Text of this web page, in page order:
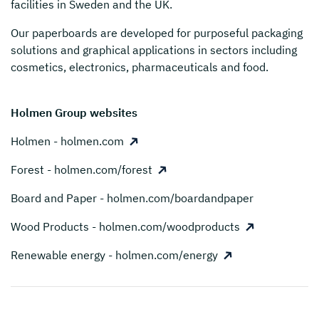
facilities in Sweden and the UK.
Our paperboards are developed for purposeful packaging
solutions and graphical applications in sectors including
cosmetics, electronics, pharmaceuticals and food.
Holmen Group websites
Holmen - holmen.com
Forest - holmen.com/forest
Board and Paper - holmen.com/boardandpaper
Wood Products - holmen.com/woodproducts
Renewable energy - holmen.com/energy